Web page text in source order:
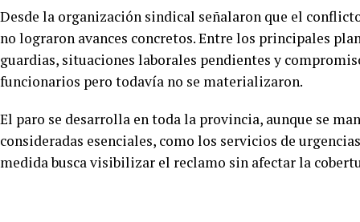
Desde la organización sindical señalaron que el
no lograron avances concretos. Entre los principales
guardias, situaciones laborales pendientes y
funcionarios pero todavía no se materializaron.
El paro se desarrolla en toda la provincia, aunque se
consideradas esenciales, como los servicios de
medida busca visibilizar el reclamo sin afectar la